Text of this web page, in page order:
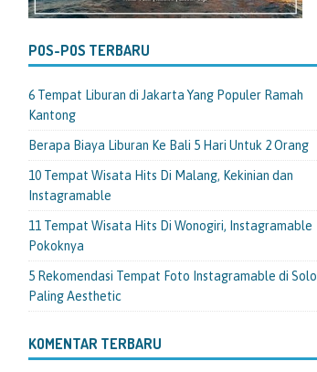
POS-POS TERBARU
6 Tempat Liburan di Jakarta Yang Populer Ramah
Kantong
Berapa Biaya Liburan Ke Bali 5 Hari Untuk 2 Orang
10 Tempat Wisata Hits Di Malang, Kekinian dan
Instagramable
11 Tempat Wisata Hits Di Wonogiri, Instagramable
Pokoknya
5 Rekomendasi Tempat Foto Instagramable di Solo
Paling Aesthetic
KOMENTAR TERBARU